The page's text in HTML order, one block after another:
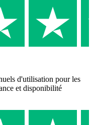
d'utilisation pour les
et disponibilité